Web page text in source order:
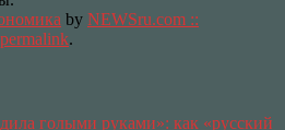
by NEWSru.com ::
permalink.